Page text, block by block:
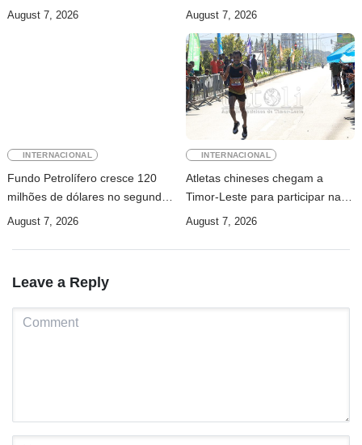
setembro
August 7, 2026 Sakti Crossborder Fest 2026
August 7, 2026
INTERNACIONAL
Fundo Petrolífero cresce 120
milhões de dólares no segundo
trimestre
August 7, 2026
INTERNACIONAL
Atletas chineses chegam a
Timor-Leste para participar na
Maratona Internacional de Díli
August 7, 2026
Leave a Reply